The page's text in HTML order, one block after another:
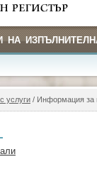
НА
услуги / Информация за